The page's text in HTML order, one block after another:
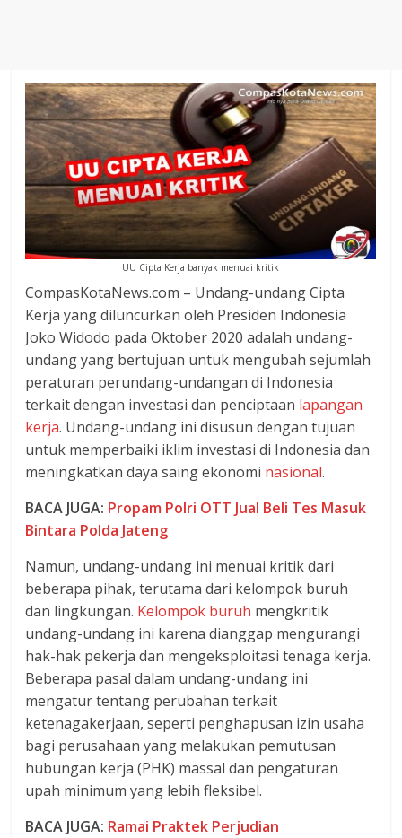
berkualitas
karena
menereapkan
standar
jurnalisme
dalam
setiap
liputan
peristiwa
tulis
secara
cerdas,
tajam
dan
berimbang.
UU Cipta Kerja banyak menuai kritik
CompasKotaNews.com – Undang-undang Cipta
Kerja yang diluncurkan oleh Presiden Indonesia
Joko Widodo pada Oktober 2020 adalah undang-
undang yang bertujuan untuk mengubah sejumlah
peraturan perundang-undangan di Indonesia
terkait dengan investasi dan penciptaan lapangan
kerja. Undang-undang ini disusun dengan tujuan
untuk memperbaiki iklim investasi di Indonesia dan
meningkatkan daya saing ekonomi nasional.
BACA JUGA: Propam Polri OTT Jual Beli Tes Masuk
Bintara Polda Jateng
Namun, undang-undang ini menuai kritik dari
beberapa pihak, terutama dari kelompok buruh
dan lingkungan. Kelompok buruh mengkritik
undang-undang ini karena dianggap mengurangi
hak-hak pekerja dan mengeksploitasi tenaga kerja.
Beberapa pasal dalam undang-undang ini
mengatur tentang perubahan terkait
ketenagakerjaan, seperti penghapusan izin usaha
bagi perusahaan yang melakukan pemutusan
hubungan kerja (PHK) massal dan pengaturan
upah minimum yang lebih fleksibel.
BACA JUGA: Ramai Praktek Perjudian